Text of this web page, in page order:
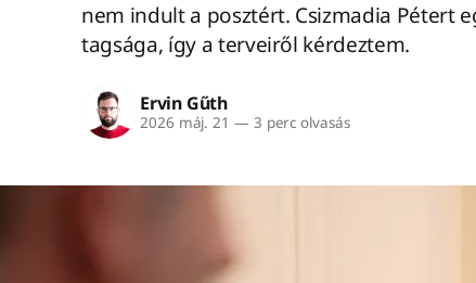
nem indult a posztért. Csizmadia Pétert
tagsága, így a terveiről kérdeztem.
Ervin Gűth
2026 máj. 21 — 3 perc olvasás